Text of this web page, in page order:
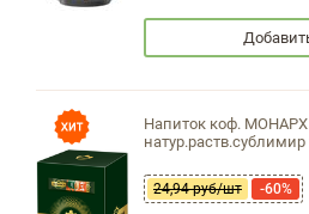
Напиток коф.
24,94 руб/шт -60%